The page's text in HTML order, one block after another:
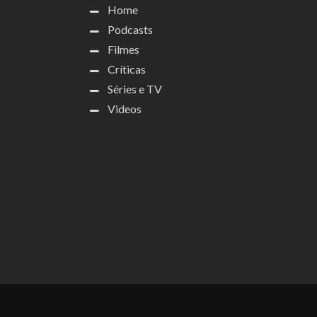
Home
Podcasts
Filmes
Críticas
Séries e TV
Videos